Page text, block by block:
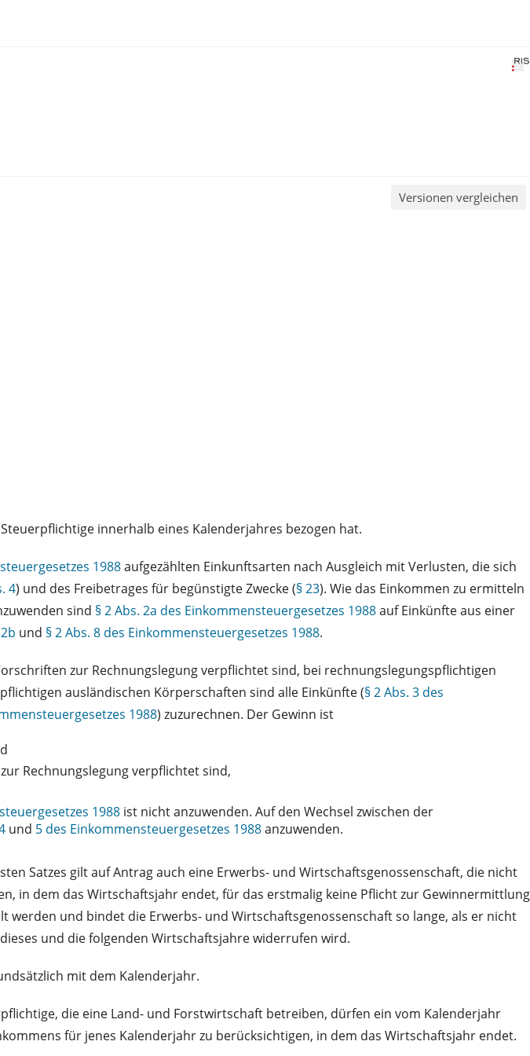
Versionen vergleichen
innerhalb eines Kalenderjahres bezogen hat.
1988aufgezählten Einkunftsarten nach Ausgleich mit Verlusten, die sich
4) und des Freibetrages für begünstigte Zwecke (§ 23). Wie das Einkommen zu ermitteln
sind § 2 Abs. 2a des Einkommensteuergesetzes 1988auf Einkünfte aus einer
und § 2 Abs. 8 des Einkommensteuergesetzes 1988.
zur Rechnungslegung verpflichtet sind, bei rechnungslegungspflichtigen
ausländischen Körperschaften sind alle Einkünfte (§ 2 Abs. 3 des
1988) zuzurechnen. Der Gewinn ist
Rechnungslegung verpflichtet sind,
1988 ist nicht anzuwenden. Auf den Wechsel zwischen der
und 5 des Einkommensteuergesetzes 1988anzuwenden.
Satzes gilt auf Antrag auch eine Erwerbs- und Wirtschaftsgenossenschaft, die nicht
in dem das Wirtschaftsjahr endet, für das erstmalig keine Pflicht zur Gewinnermittlung
werden und bindet die Erwerbs- und Wirtschaftsgenossenschaft so lange, als er nicht
und die folgenden Wirtschaftsjahre widerrufen wird.
mit dem Kalenderjahr.
die eine Land- und Forstwirtschaft betreiben, dürfen ein vom Kalenderjahr
für jenes Kalenderjahr zu berücksichtigen, in dem das Wirtschaftsjahr endet.